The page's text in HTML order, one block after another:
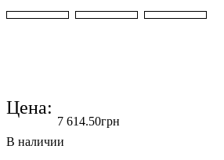
Цена:
7 614.50грн